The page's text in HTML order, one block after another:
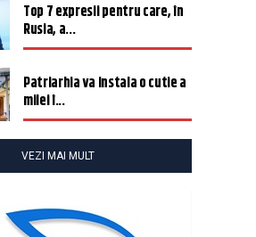
Top 7 expresii pentru care, în
Rusia, a...
Patriarhia va instala o cutie a
milei î...
VEZI MAI MULT